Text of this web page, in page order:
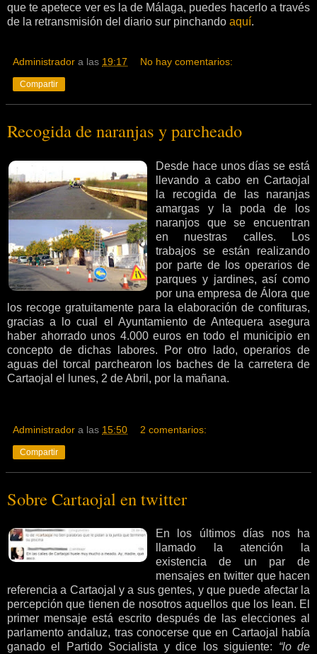
que te apetece ver es la de Málaga, puedes hacerlo a través
de la retransmisión del diario sur pinchando aquí.
Administrador a las 19:17 No hay comentarios:
Compartir
Recogida de naranjas y parcheado
Desde hace unos días se está
llevando a cabo en Cartaojal
la recogida de las naranjas
amargas y la poda de los
naranjos que se encuentran
en nuestras calles. Los
trabajos se están realizando
por parte de los operarios de
parques y jardines, así como
por una empresa de Álora que
los recoge gratuitamente para la elaboración de confituras,
gracias a lo cual el Ayuntamiento de Antequera asegura
haber ahorrado unos 4.000 euros en todo el municipio en
concepto de dichas labores. Por otro lado, operarios de
aguas del torcal parchearon los baches de la carretera de
Cartaojal el lunes, 2 de Abril, por la mañana.
Administrador a las 15:50 2 comentarios:
Compartir
Sobre Cartaojal en twitter
En los últimos días nos ha
llamado la atención la
existencia de un par de
mensajes en twitter que hacen
referencia a Cartaojal y a sus gentes, y que puede afectar la
percepción que tienen de nosotros aquellos que los lean. El
primer mensaje está escrito después de las elecciones al
parlamento andaluz, tras conocerse que en Cartaojal había
ganado el Partido Socialista y dice los siguiente: “lo de